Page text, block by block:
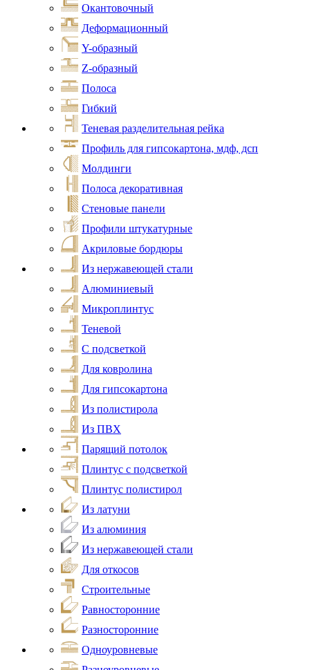
Окантовочный
Деформационный
Y-образный
Z-образный
Полоса
Гибкий
Теневая разделительная рейка
Профиль для гипсокартона, мдф, дсп
Молдинги
Полоса декоративная
Стеновые панели
Профили штукатурные
Акриловые бордюры
Из нержавеющей стали
Алюминиевый
Микроплинтус
Теневой
С подсветкой
Для ковролина
Для гипсокартона
Из полистирола
Из ПВХ
Парящий потолок
Плинтус с подсветкой
Плинтус полистирол
Из латуни
Из алюминия
Из нержавеющей стали
Для откосов
Строительные
Равносторонние
Разносторонние
Одноуровневые